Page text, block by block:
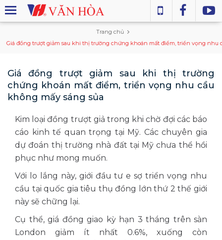
Trang chủ
Giá đồng trượt giảm sau khi thị trường chứng khoán mất điểm, triển vọng nhu
Giá đồng trượt giảm sau khi thị trường
chứng khoán mất điểm, triển vọng nhu cầu
không mấy sáng sủa
Kim loại đồng trượt giả trong khi chờ đợi các báo
cáo kinh tế quan trọng tại Mỹ. Các chuyên gia
dự đoán thị trường nhà đất tại Mỹ chưa thể hồi
phục như mong muốn.
Với lo lắng này, giới đầu tư e sợ triển vọng nhu
cầu tại quốc gia tiêu thụ đồng lớn thứ 2 thế giới
này sẽ chững lại.
Cụ thể, giá đồng giao kỳ hạn 3 tháng trên sàn
London giảm ít nhất 0.6%, xuống còn